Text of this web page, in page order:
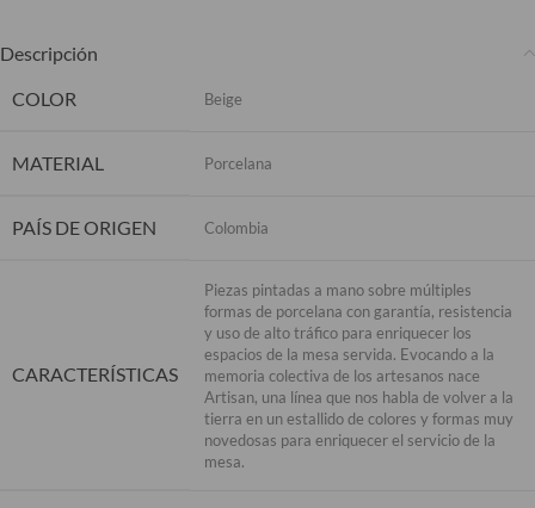
Descripción
COLOR
Beige
MATERIAL Porcelana
PAÍS DE ORIGEN Colombia
CARACTERÍSTICAS
Piezas pintadas a mano sobre múltiples
formas de porcelana con garantía, resistencia
y uso de alto tráfico para enriquecer los
espacios de la mesa servida. Evocando a la
memoria colectiva de los artesanos nace
Artisan, una línea que nos habla de volver a la
tierra en un estallido de colores y formas muy
novedosas para enriquecer el servicio de la
mesa.